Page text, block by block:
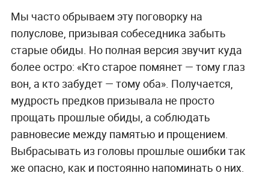
Мы часто обрываем эту поговорку на
полуслове, призывая собеседника забыть
старые обиды. Но полная версия звучит куда
более остро: «Кто старое помянет — тому глаз
вон, а кто забудет — тому оба». Получается,
мудрость предков призывала не просто
прощать прошлые обиды, а соблюдать
равновесие между памятью и прощением.
Выбрасывать из головы прошлые ошибки так
же опасно, как и постоянно напоминать о них.